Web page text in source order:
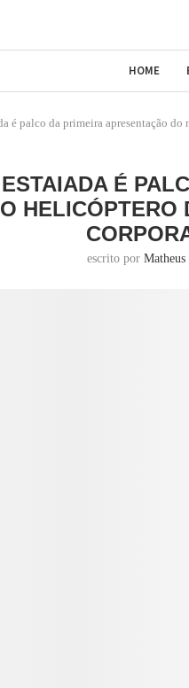
HOME
é palco da primeira apresentação
É
HELICÓPTERO
escrito por